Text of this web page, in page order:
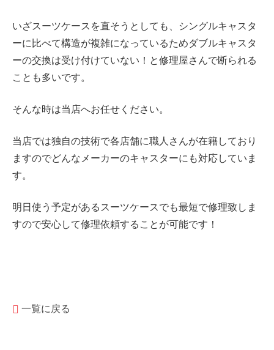
いざスーツケースを直そうとしても、
シングルキャスタ
ーに比べて構造が複雑になっているためダブルキャスタ
ーの交換は受け付けていない！と修理屋さんで断られる
ことも多いです。
そんな時は当店へお任せください。
当店では独自の技術で各店舗に職人さんが在籍しており
ますのでどんなメーカーのキャスターにも対応していま
す。
明日使う予定があるスーツケースでも最短で修理致しま
すので安心して修理依頼することが可能です！
一覧に戻る